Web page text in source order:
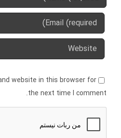
website in this browser for
the next time I comment.